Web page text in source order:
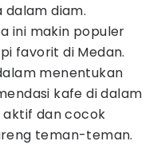
diam.
ini makin populer
favorit di Medan.
menentukan
kafe di dalam
aktif dan cocok
teman-teman.